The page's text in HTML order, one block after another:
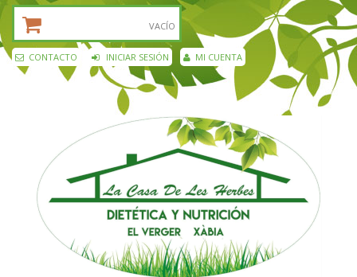
VACÍO
CONTACTO INICIAR SESIÓN MI CUENTA